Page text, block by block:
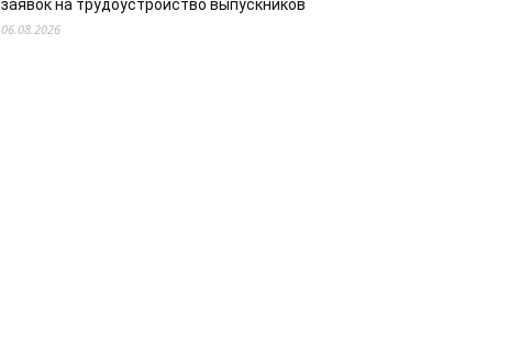
заявок на трудоустройство выпускников
06.08.2026